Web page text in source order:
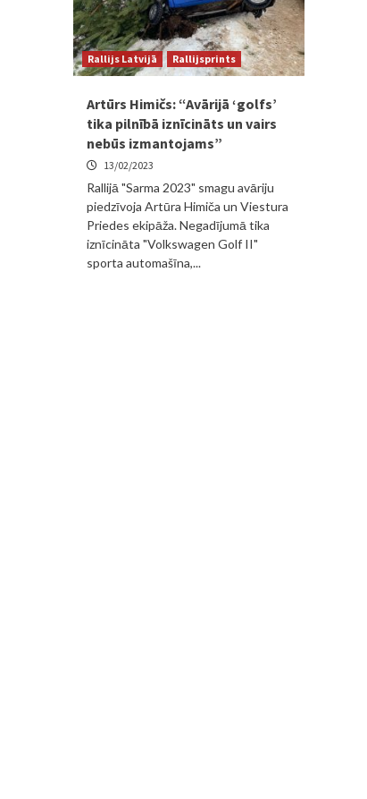
Rallijs Latvijā Rallijsprints
Artūrs Himičs: “Avārijā ‘golfs’
tika pilnībā iznīcināts un vairs
nebūs izmantojams”
13/02/2023
Rallijā "Sarma 2023" smagu avāriju
piedzīvoja Artūra Himiča un Viestura
Priedes ekipāža. Negadījumā tika
iznīcināta "Volkswagen Golf II"
sporta automašīna,...